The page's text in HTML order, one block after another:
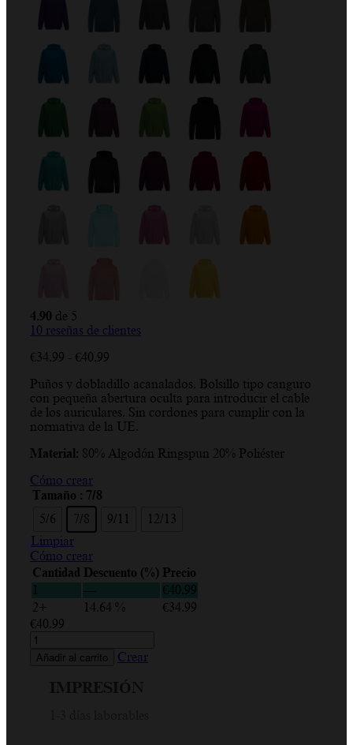
4.90 de 5
10 reseñas de clientes
€34.99 - €40.99
precios:
desde
€34.99
hasta
Puños y dobladillo acanalados. Bolsillo tipo canguro
con pequeña abertura oculta para introducir el cable
de los auriculares. Sin cordones para cumplir con la
normativa de la UE.
Material: 80% Algodón Ringspun 20% Poliéster
Cómo crear
Tamaño : 7/8
5/6
7/8 9/11
12/13
Limpiar
Cómo crear
Cantidad Descuento (%) Precio
1
— € 40.99
2+
14.64 % €34.99
€40.99
Love
SE,
Añadir al carrito Crear